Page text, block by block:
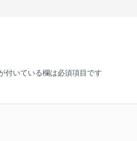
付いている欄は必須項目です